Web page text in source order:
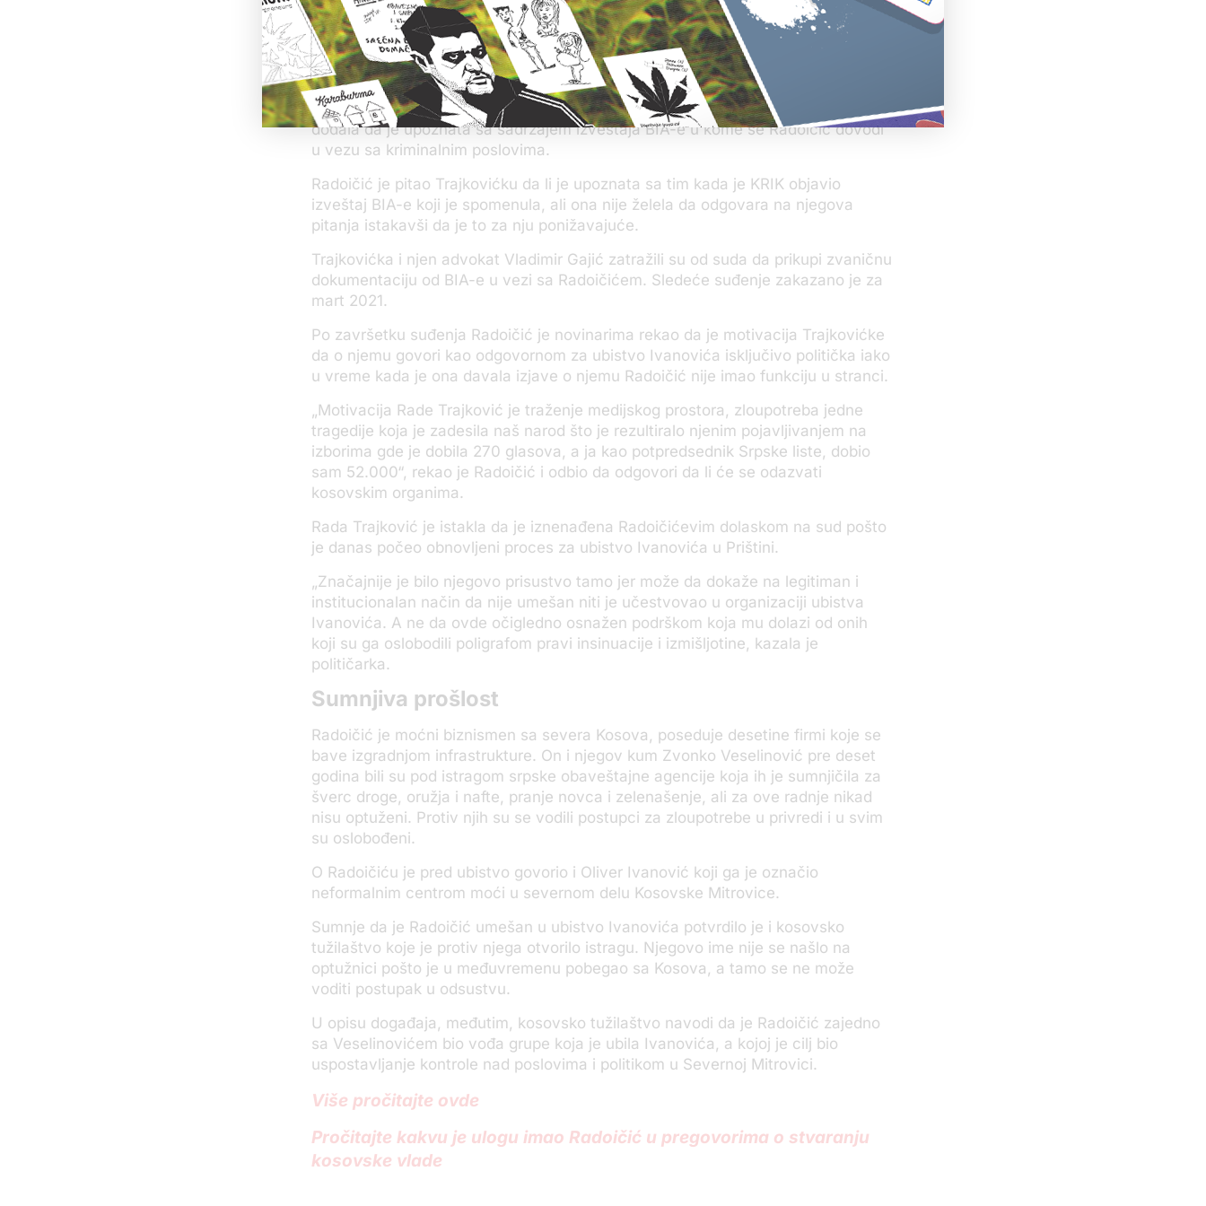
tako što će biti dostupan i učestvovati u tom postupku, a ne poligrafom u
Beogradu.
„O tome da je on vođa srpske mafije, čovek koji odlučuje o životu i smrti, da
obezbeđuje pobedu Srpske liste, zastrašuje, ja sam saznala od ljudi sa Kosova,
koji pričaju o tome i koji žive u stalnom strahu od njega“, rekla je političarka i
dodala da je upoznata sa sadržajem izveštaja BIA-e u kome se Radoičić dovodi
u vezu sa kriminalnim poslovima.
Radoičić je pitao Trajkovićku da li je upoznata sa tim kada je KRIK objavio
izveštaj BIA-e koji je spomenula, ali ona nije želela da odgovara na njegova
pitanja istakavši da je to za nju ponižavajuće.
Trajkovićka i njen advokat Vladimir Gajić zatražili su od suda da prikupi zvaničnu
dokumentaciju od BIA-e u vezi sa Radoičićem. Sledeće suđenje zakazano je za
mart 2021.
Po završetku suđenja Radoičić je novinarima rekao da je motivacija Trajkovićke
da o njemu govori kao odgovornom za ubistvo Ivanovića isključivo politička iako
u vreme kada je ona davala izjave o njemu Radoičić nije imao funkciju u stranci.
„Motivacija Rade Trajković je traženje medijskog prostora, zloupotreba jedne
tragedije koja je zadesila naš narod što je rezultiralo njenim pojavljivanjem na
izborima gde je dobila 270 glasova, a ja kao potpredsednik Srpske liste, dobio
sam 52.000“, rekao je Radoičić i odbio da odgovori da li će se odazvati
kosovskim organima.
Rada Trajković je istakla da je iznenađena Radoičićevim dolaskom na sud pošto
je danas počeo obnovljeni proces za ubistvo Ivanovića u Prištini.
„Značajnije je bilo njegovo prisustvo tamo jer može da dokaže na legitiman i
institucionalan način da nije umešan niti je učestvovao u organizaciji ubistva
Ivanovića. A ne da ovde očigledno osnažen podrškom koja mu dolazi od onih
koji su ga oslobodili poligrafom pravi insinuacije i izmišljotine, kazala je
političarka.
Sumnjiva prošlost
Radoičić je moćni biznismen sa severa Kosova, poseduje desetine firmi koje se
bave izgradnjom infrastrukture. On i njegov kum Zvonko Veselinović pre deset
godina bili su pod istragom srpske obaveštajne agencije koja ih je sumnjičila za
šverc droge, oružja i nafte, pranje novca i zelenašenje, ali za ove radnje nikad
nisu optuženi. Protiv njih su se vodili postupci za zloupotrebe u privredi i u svim
su oslobođeni.
O Radoičiću je pred ubistvo govorio i Oliver Ivanović koji ga je označio
neformalnim centrom moći u severnom delu Kosovske Mitrovice.
Sumnje da je Radoičić umešan u ubistvo Ivanovića potvrdilo je i kosovsko
tužilaštvo koje je protiv njega otvorilo istragu. Njegovo ime nije se našlo na
optužnici pošto je u međuvremenu pobegao sa Kosova, a tamo se ne može
voditi postupak u odsustvu.
U opisu događaja, međutim, kosovsko tužilaštvo navodi da je Radoičić zajedno
sa Veselinovićem bio vođa grupe koja je ubila Ivanovića, a kojoj je cilj bio
uspostavljanje kontrole nad poslovima i politikom u Severnoj Mitrovici.
Više pročitajte ovde
Pročitajte kakvu je ulogu imao Radoičić u pregovorima o stvaranju
kosovske vlade